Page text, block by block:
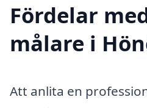
Fördelar
målare i
Att anlita en